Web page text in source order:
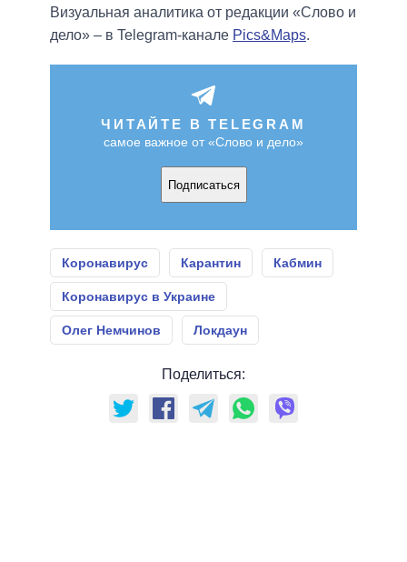
Визуальная аналитика от редакции «Слово и
дело» – в Telegram-канале Pics&Maps.
ЧИТАЙТЕ В TELEGRAM
самое важное от «Слово и дело»
Подписаться
Коронавирус Карантин Кабмин
Коронавирус в Украине
Олег Немчинов Локдаун
Поделиться: